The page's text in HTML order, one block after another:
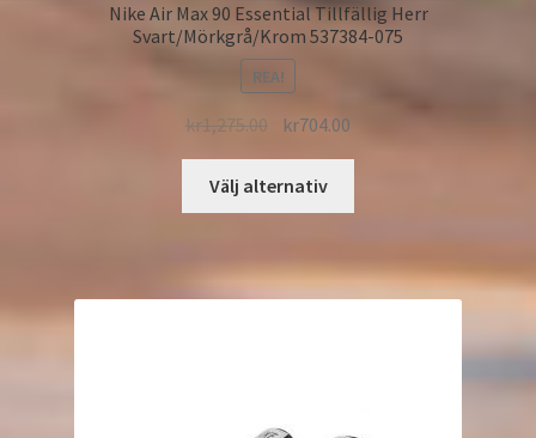
Nike Air Max 90 Essential Tillfällig Herr
Svart/Mörkgrå/Krom 537384-075
REA!
kr1,275.00 kr704.00
Välj alternativ